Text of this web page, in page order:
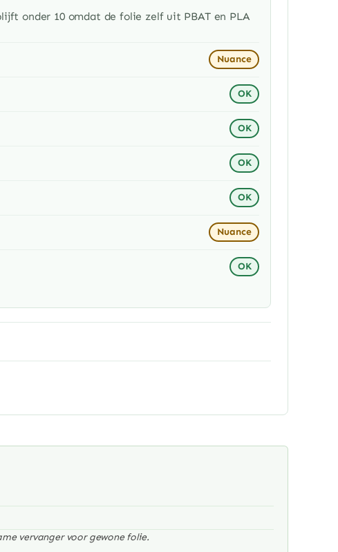
onder 10 omdat de folie zelf uit PBAT en PLA
Nuance
OK
OK
OK
OK
Nuance
OK
vervanger voor gewone folie.